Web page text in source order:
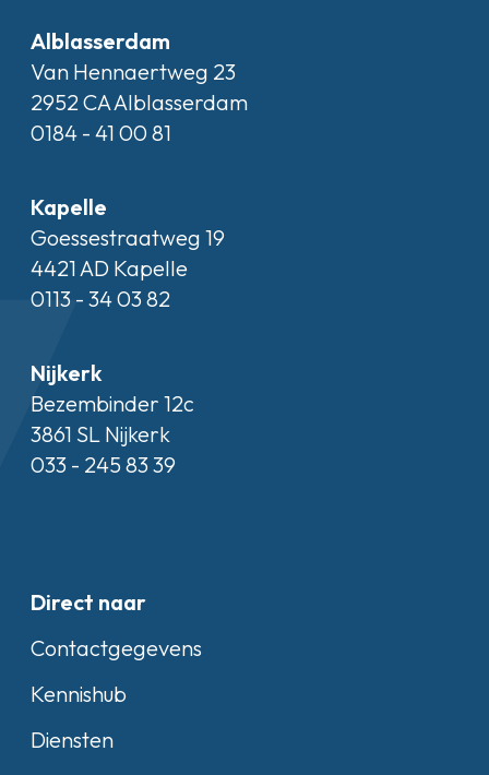
Alblasserdam
Van Hennaertweg 23
2952 CA Alblasserdam
0184 - 41 00 81
Kapelle
Goessestraatweg 19
4421 AD Kapelle
0113 - 34 03 82
Nijkerk
Bezembinder 12c
3861 SL Nijkerk
033 - 245 83 39
Direct naar
Contactgegevens
Kennishub
Diensten